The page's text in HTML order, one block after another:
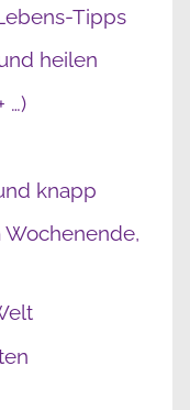
Tipps
heilen
…)
knapp
Wochenende,